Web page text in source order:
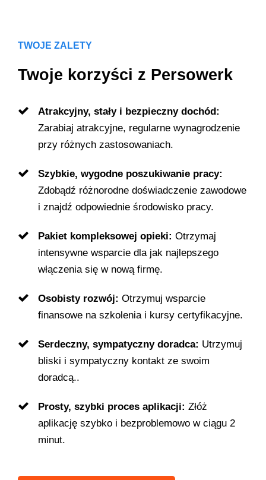
TWOJE ZALETY
Twoje korzyści z Persowerk
Atrakcyjny, stały i bezpieczny dochód:
Zarabiaj atrakcyjne, regularne wynagrodzenie
przy różnych zastosowaniach.
Szybkie, wygodne poszukiwanie pracy:
Zdobądź różnorodne doświadczenie zawodowe
i znajdź odpowiednie środowisko pracy.
Pakiet kompleksowej opieki: Otrzymaj
intensywne wsparcie dla jak najlepszego
włączenia się w nową firmę.
Osobisty rozwój: Otrzymuj wsparcie
finansowe na szkolenia i kursy certyfikacyjne.
Serdeczny, sympatyczny doradca: Utrzymuj
bliski i sympatyczny kontakt ze swoim
doradcą..
Prosty, szybki proces aplikacji: Złóż
aplikację szybko i bezproblemowo w ciągu 2
minut.